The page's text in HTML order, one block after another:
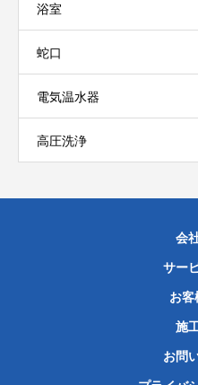
浴室
蛇口
電気温水器
高圧洗浄
会
サー
お客
施
お問